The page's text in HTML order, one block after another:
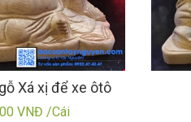
Xá xị để xe ôtô
VNĐ /Cái